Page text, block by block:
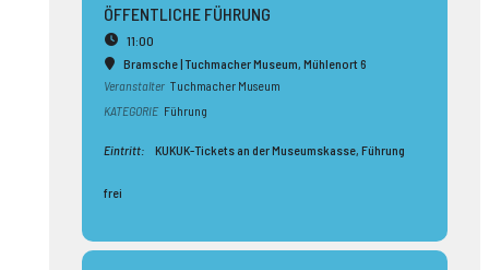
ÖFFENTLICHE FÜHRUNG
11:00
Bramsche | Tuchmacher Museum, Mühlenort 6
Veranstalter Tuchmacher Museum
KATEGORIE Führung
Eintritt: KUKUK-Tickets an der Museumskasse, Führung
frei